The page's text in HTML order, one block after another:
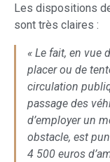
Les dispositions
sont très claires :
« Le fait, en vue
placer ou de
circulation
passage des
d’employer un
obstacle, est
4 500 euros